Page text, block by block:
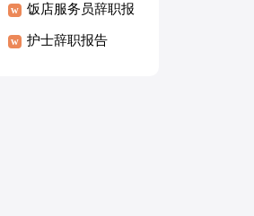
饭店服务员辞职报
告特别简单
护士辞职报告